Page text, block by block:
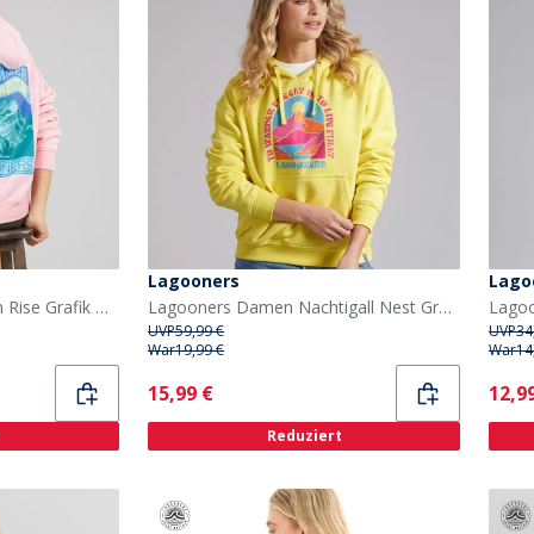
Lagooners Damen Fasan Rise Grafik Hoodie Rosa
Lagooners
Lagooners Damen Nachtigall Nest Grafik Hoodie Gelb
UVP59,99 €
War19,99 €
Current
15,99 €
Reduziert
UVP
War